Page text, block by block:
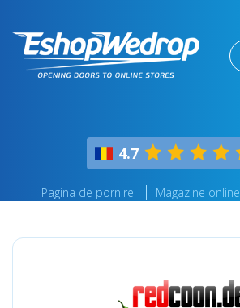
4.7
Pagina de pornire Magazine online